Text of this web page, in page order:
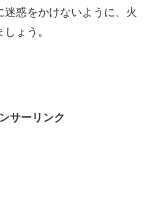
迷惑をかけないように、火
ょう。
サーリンク